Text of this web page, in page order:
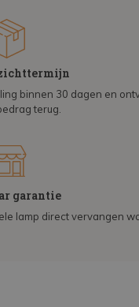
binnen 30 dagen en
terug.
garantie
lamp direct vervangen